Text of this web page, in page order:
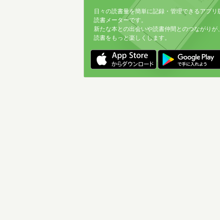
日々の読書量を簡単に記録・管理できるアプリ
読書メーターです。
新たな本との出会いや読書仲間とのつながりが
読書をもっと楽しくします。